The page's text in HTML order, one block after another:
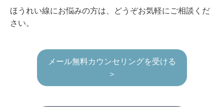
ほうれい線にお悩みの方は、どうぞお気軽にご相談くだ
さい。
メール無料カウンセリングを受ける
＞